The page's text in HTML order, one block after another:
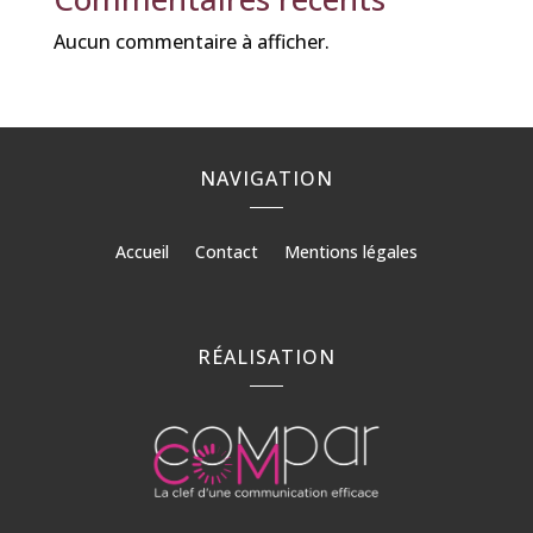
Aucun commentaire à afficher.
NAVIGATION
Accueil Contact Mentions légales
RÉALISATION